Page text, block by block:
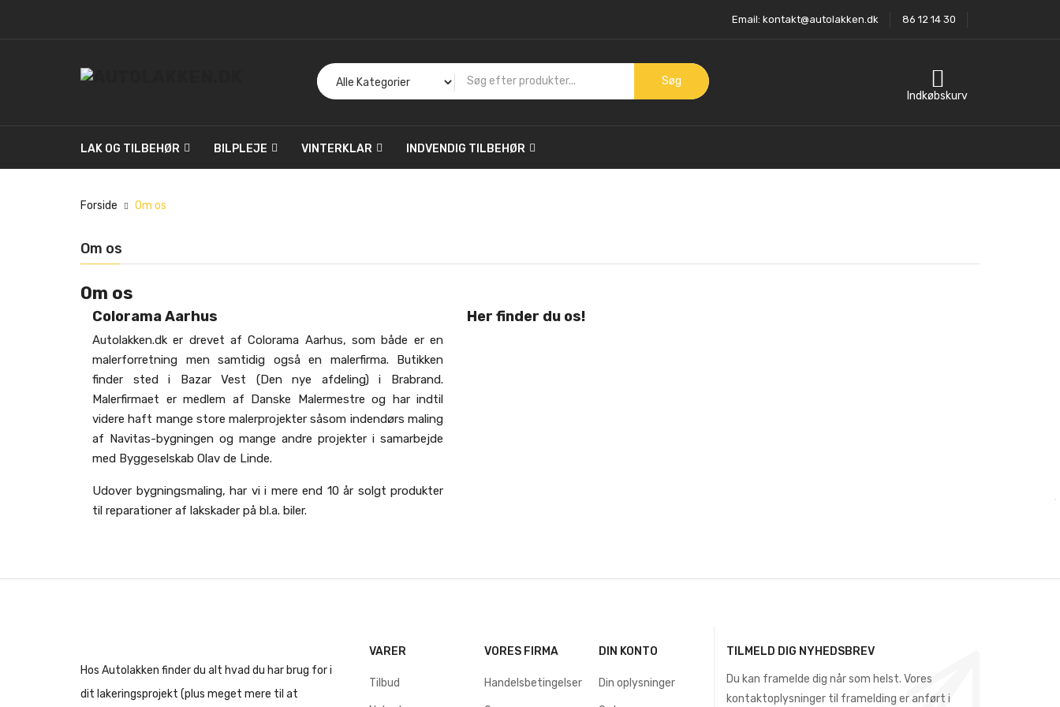
86 12 14 30
Email: kontakt@autolakken.dk
Søg
Indkøbskurv
LAK OG TILBEHØR BILPLEJE VINTERKLAR INDVENDIG TILBEHØR
Forside Om os
Om os
Om os
Colorama Aarhus
Autolakken.dk er drevet af Colorama Aarhus, som både er en
malerforretning men samtidig også en malerfirma. Butikken
finder sted i Bazar Vest (Den nye afdeling) i Brabrand.
Malerfirmaet er medlem af Danske Malermestre og har indtil
videre haft mange store malerprojekter såsom indendørs maling
af Navitas-bygningen og mange andre projekter i samarbejde
med Byggeselskab Olav de Linde.
Udover bygningsmaling, har vi i mere end 10 år solgt produkter
til reparationer af lakskader på bl.a. biler.
Her finder du os!
Hos Autolakken finder du alt hvad du har brug for i
dit lakeringsprojekt (plus meget mere til at
VARER
Tilbud
VORES FIRMA
Handelsbetingelser
DIN KONTO
Din oplysninger
TILMELD DIG NYHEDSBREV
Du kan framelde dig når som helst. Vores
kontaktoplysninger til framelding er anført i